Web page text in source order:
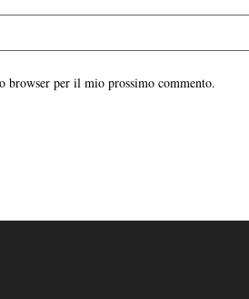
browser per il mio prossimo commento.